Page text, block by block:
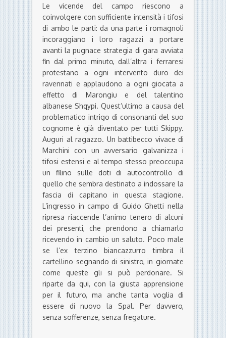
Le vicende del campo riescono a
coinvolgere con sufficiente intensità i tifosi
di ambo le parti: da una parte i romagnoli
incoraggiano i loro ragazzi a portare
avanti la pugnace strategia di gara avviata
fin dal primo minuto, dall’altra i ferraresi
protestano a ogni intervento duro dei
ravennati e applaudono a ogni giocata a
effetto di Marongiu e del talentino
albanese Shqypi. Quest’ultimo a causa del
problematico intrigo di consonanti del suo
cognome è già diventato per tutti Skippy.
Auguri al ragazzo. Un battibecco vivace di
Marchini con un avversario galvanizza i
tifosi estensi e al tempo stesso preoccupa
un filino sulle doti di autocontrollo di
quello che sembra destinato a indossare la
fascia di capitano in questa stagione.
L’ingresso in campo di Guido Ghetti nella
ripresa riaccende l’animo tenero di alcuni
dei presenti, che prendono a chiamarlo
ricevendo in cambio un saluto. Poco male
se l’ex terzino biancazzurro timbra il
cartellino segnando di sinistro, in giornate
come queste gli si può perdonare. Si
riparte da qui, con la giusta apprensione
per il futuro, ma anche tanta voglia di
essere di nuovo la Spal. Per davvero,
senza sofferenze, senza fregature.